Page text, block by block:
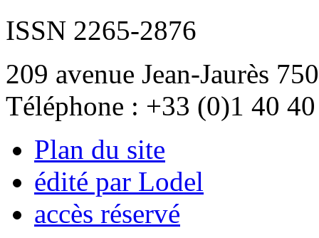
ISSN 2265-2876
209 avenue Jean-Jaurès
Téléphone : +33 (0)1 40
Plan du site
édité par Lodel
accès réservé